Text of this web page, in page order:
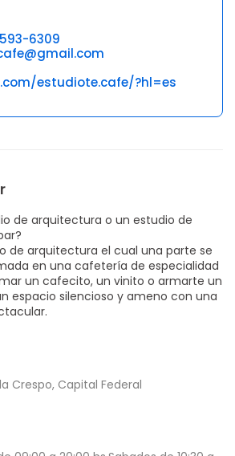
6309
estudiote.cafe/?hl=es
de arquitectura o un estudio de
de arquitectura el cual una parte se
en una cafetería de especialidad
un cafecito, un vinito o armarte un
espacio silencioso y ameno con una
Crespo, Capital Federal